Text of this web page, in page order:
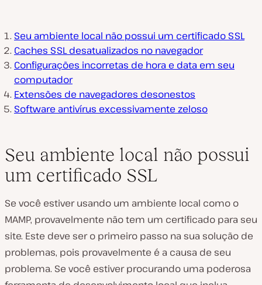
Seu ambiente local não possui um certificado SSL
Caches SSL desatualizados no navegador
Configurações incorretas de hora e data em seu
computador
Extensões de navegadores desonestos
Software antivírus excessivamente zeloso
Seu ambiente local não possui
um certificado SSL
Se você estiver usando um ambiente local como o
MAMP, provavelmente não tem um certificado para seu
site. Este deve ser o primeiro passo na sua solução de
problemas, pois provavelmente é a causa de seu
problema. Se você estiver procurando uma poderosa